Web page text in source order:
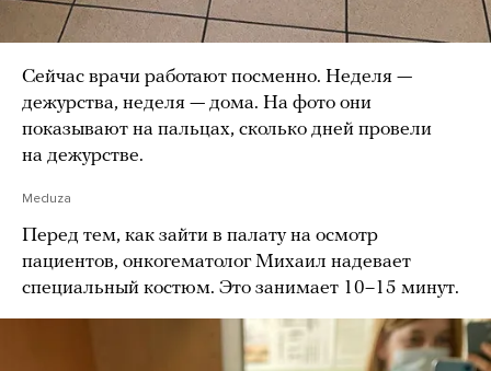
Сейчас врачи работают посменно. Неделя —
дежурства, неделя — дома. На фото они
показывают на пальцах, сколько дней провели
на дежурстве.
Meduza
Перед тем, как зайти в палату на осмотр
пациентов, онкогематолог Михаил надевает
специальный костюм. Это занимает 10–15 минут.